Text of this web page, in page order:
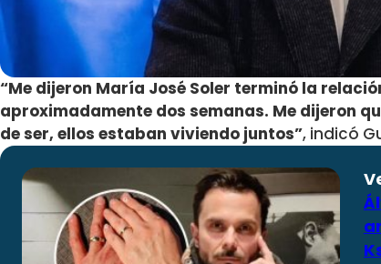
“Me dijeron María José Soler terminó la
aproximadamente dos semanas. Me dijeron
de ser, ellos estaban viviendo juntos”, indicó